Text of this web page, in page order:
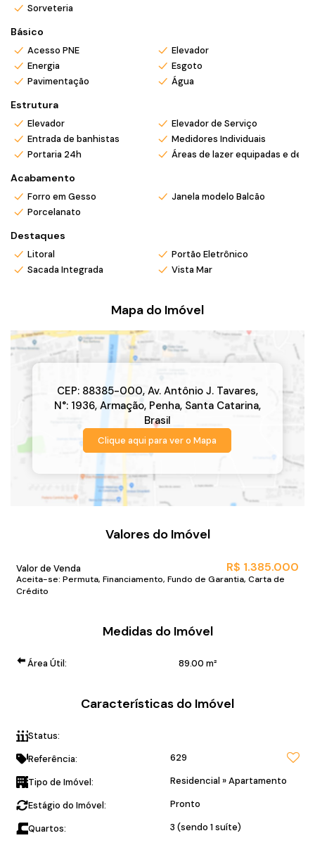
pré agendamento.
Instagram @mar_negocios.imobiliarios
Sorveteria
Básico
Acesso PNE
Elevador
Energia
Esgoto
Pavimentação
Água
Estrutura
Elevador
Elevador de Serviço
Entrada de banhistas
Medidores Individuais
Portaria 24h
Áreas de lazer equipadas e
Acabamento
Forro em Gesso
Janela modelo Balcão
Porcelanato
Destaques
Litoral
Portão Eletrônico
Sacada Integrada
Vista Mar
Mapa do Imóvel
CEP: 88385-000, Av. Antônio J. Tavares,
N°:1936, Armação, Penha, Santa Catarina,
Brasil
Clique aqui para ver o Mapa
Valores do Imóvel
R$ 1.385.000
Valor de Venda
Aceita-se: Permuta, Financiamento, Fundo de Garantia, Carta de
Crédito
Medidas do Imóvel
Área Útil: 89.00 m²
Características do Imóvel
Status:
Referência: 629
Tipo de Imóvel: Residencial »Apartamento
Estágio do Imóvel: Pronto
Quartos:
3 (sendo 1 suíte)